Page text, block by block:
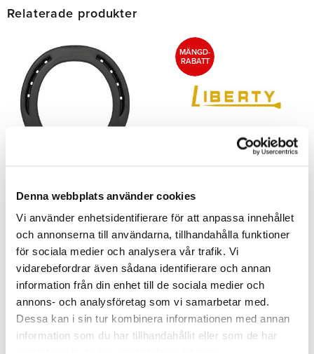
Denna webbplats använder cookies
Vi använder enhetsidentifierare för att anpassa innehållet
och annonserna till användarna, tillhandahålla funktioner
för sociala medier och analysera vår trafik. Vi
vidarebefordrar även sådana identifierare och annan
information från din enhet till de sociala medier och
annons- och analysföretag som vi samarbetar med.
Dessa kan i sin tur kombinera informationen med annan
information som du har tillhandahållit eller som de har
Relaterade produkter
av 3/8 Broddhål i
Trakten
Tilläggstjänst för borrning och
gängning av 2 st 3/8" broddhål i
hästsko. Utförs manuellt. Pris per
styck.
6,00
Lägg till i önskelista
INFO
Kerckhaerts söm av den högsta
ask eller i hel låda.
134,00
MÄNGD-
RABATT